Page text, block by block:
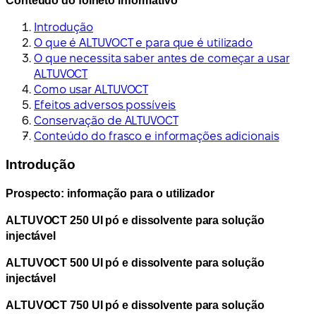
Introdução
O que é ALTUVOCT e para que é utilizado
O que necessita saber antes de começar a usar
ALTUVOCT
Como usar ALTUVOCT
Efeitos adversos possíveis
Conservação de ALTUVOCT
Conteúdo do frasco e informações adicionais
Introdução
Prospecto: informação para o utilizador
ALTUVOCT 250 UI pó e dissolvente para solução
injectável
ALTUVOCT 500 UI pó e dissolvente para solução
injectável
ALTUVOCT 750 UI pó e dissolvente para solução